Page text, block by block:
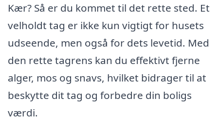
Kær? Så er du kommet til det rette sted. Et
velholdt tag er ikke kun vigtigt for husets
udseende, men også for dets levetid. Med
den rette tagrens kan du effektivt fjerne
alger, mos og snavs, hvilket bidrager til at
beskytte dit tag og forbedre din boligs
værdi.